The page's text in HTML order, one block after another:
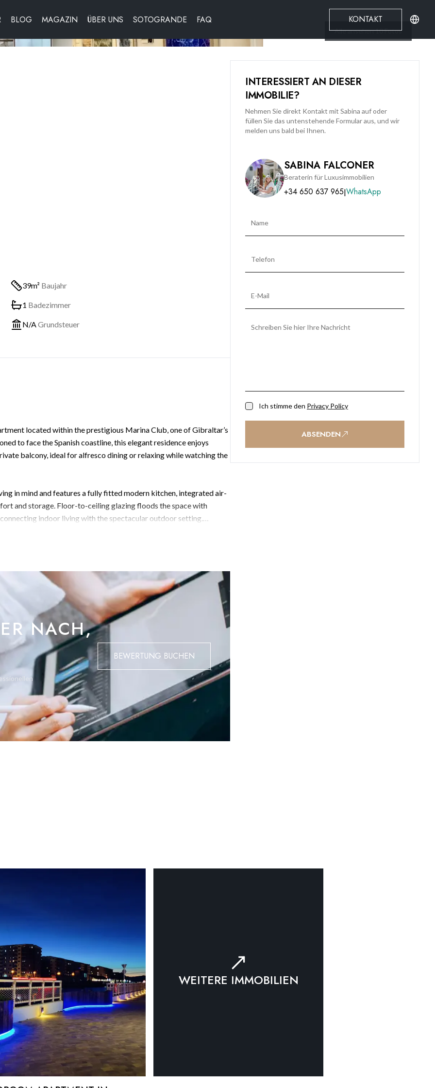
BLOG MAGAZIN ÜBER UNS SOTOGRANDE FAQ KONTAKT
Alle ansehen10Fotos
39m² Baujahr
1 Badezimmer
N/AGrundsteuer
located within the prestigious Marina Club, one of Gibraltar’s
to face the Spanish coastline, this elegant residence enjoys
balcony, ideal for alfresco dining or relaxing while watching the
in mind and features a fully fitted modern kitchen, integrated air-
and storage. Floor-to-ceiling glazing floods the space with
indoor living with the spectacular outdoor setting.
including exclusive rooftop leisure facilities comprising
or investment property, this apartment combines luxury, location,
details on this outstanding waterfront home.
NACH,
BEWERTUNG BUCHEN
INTERESSIERT AN DIESER
IMMOBILIE?
Nehmen Sie direkt Kontakt mit Sabina auf oder
füllen Sie das untenstehende Formular aus, und wir
melden uns bald bei Ihnen.
SABINA FALCONER
Beraterin für Luxusimmobilien
+34 650 637 965|WhatsApp
Ich stimme den Privacy Policy
ABSENDEN
WEITERE IMMOBILIEN